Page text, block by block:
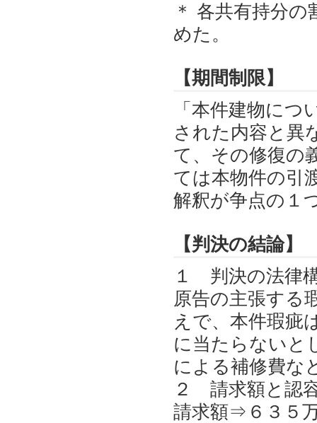
＊ 各共有持分
めた。
【期間制限】
「本件建物に
された内容と異
て、その修復の
ては本物件の引
解釈が争点の１
【判決の結論】
１ 判決の法律
原告の主張する
えで、本件瑕疵
に当たらないと
による補修費な
２ 請求額と認
請求額⇒６３５